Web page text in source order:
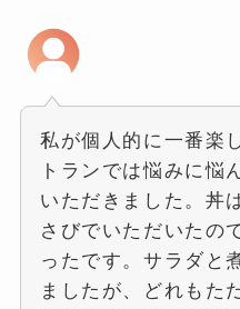
私が個人的に一番楽
トランでは悩みに悩
いただきました。丼
さびでいただいたの
ったです。サラダと
ましたが、どれもた